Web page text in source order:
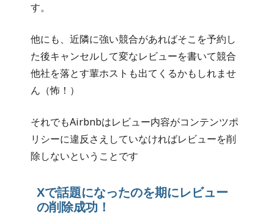
す。
他にも、近隣に強い競合があればそこを予約し
た後キャンセルして変なレビューを書いて競合
他社を落とす輩ホストも出てくるかもしれませ
ん（怖！）
それでもAirbnbはレビュー内容がコンテンツポ
リシーに違反さえしていなければレビューを削
除しないということです
Xで話題になったのを期にレビュー
の削除成功！